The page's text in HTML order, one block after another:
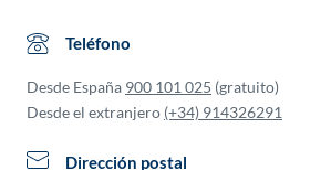
Teléfono
Desde España 900 101 025 (gratuito)
Desde el extranjero (+34) 914326291
Dirección postal